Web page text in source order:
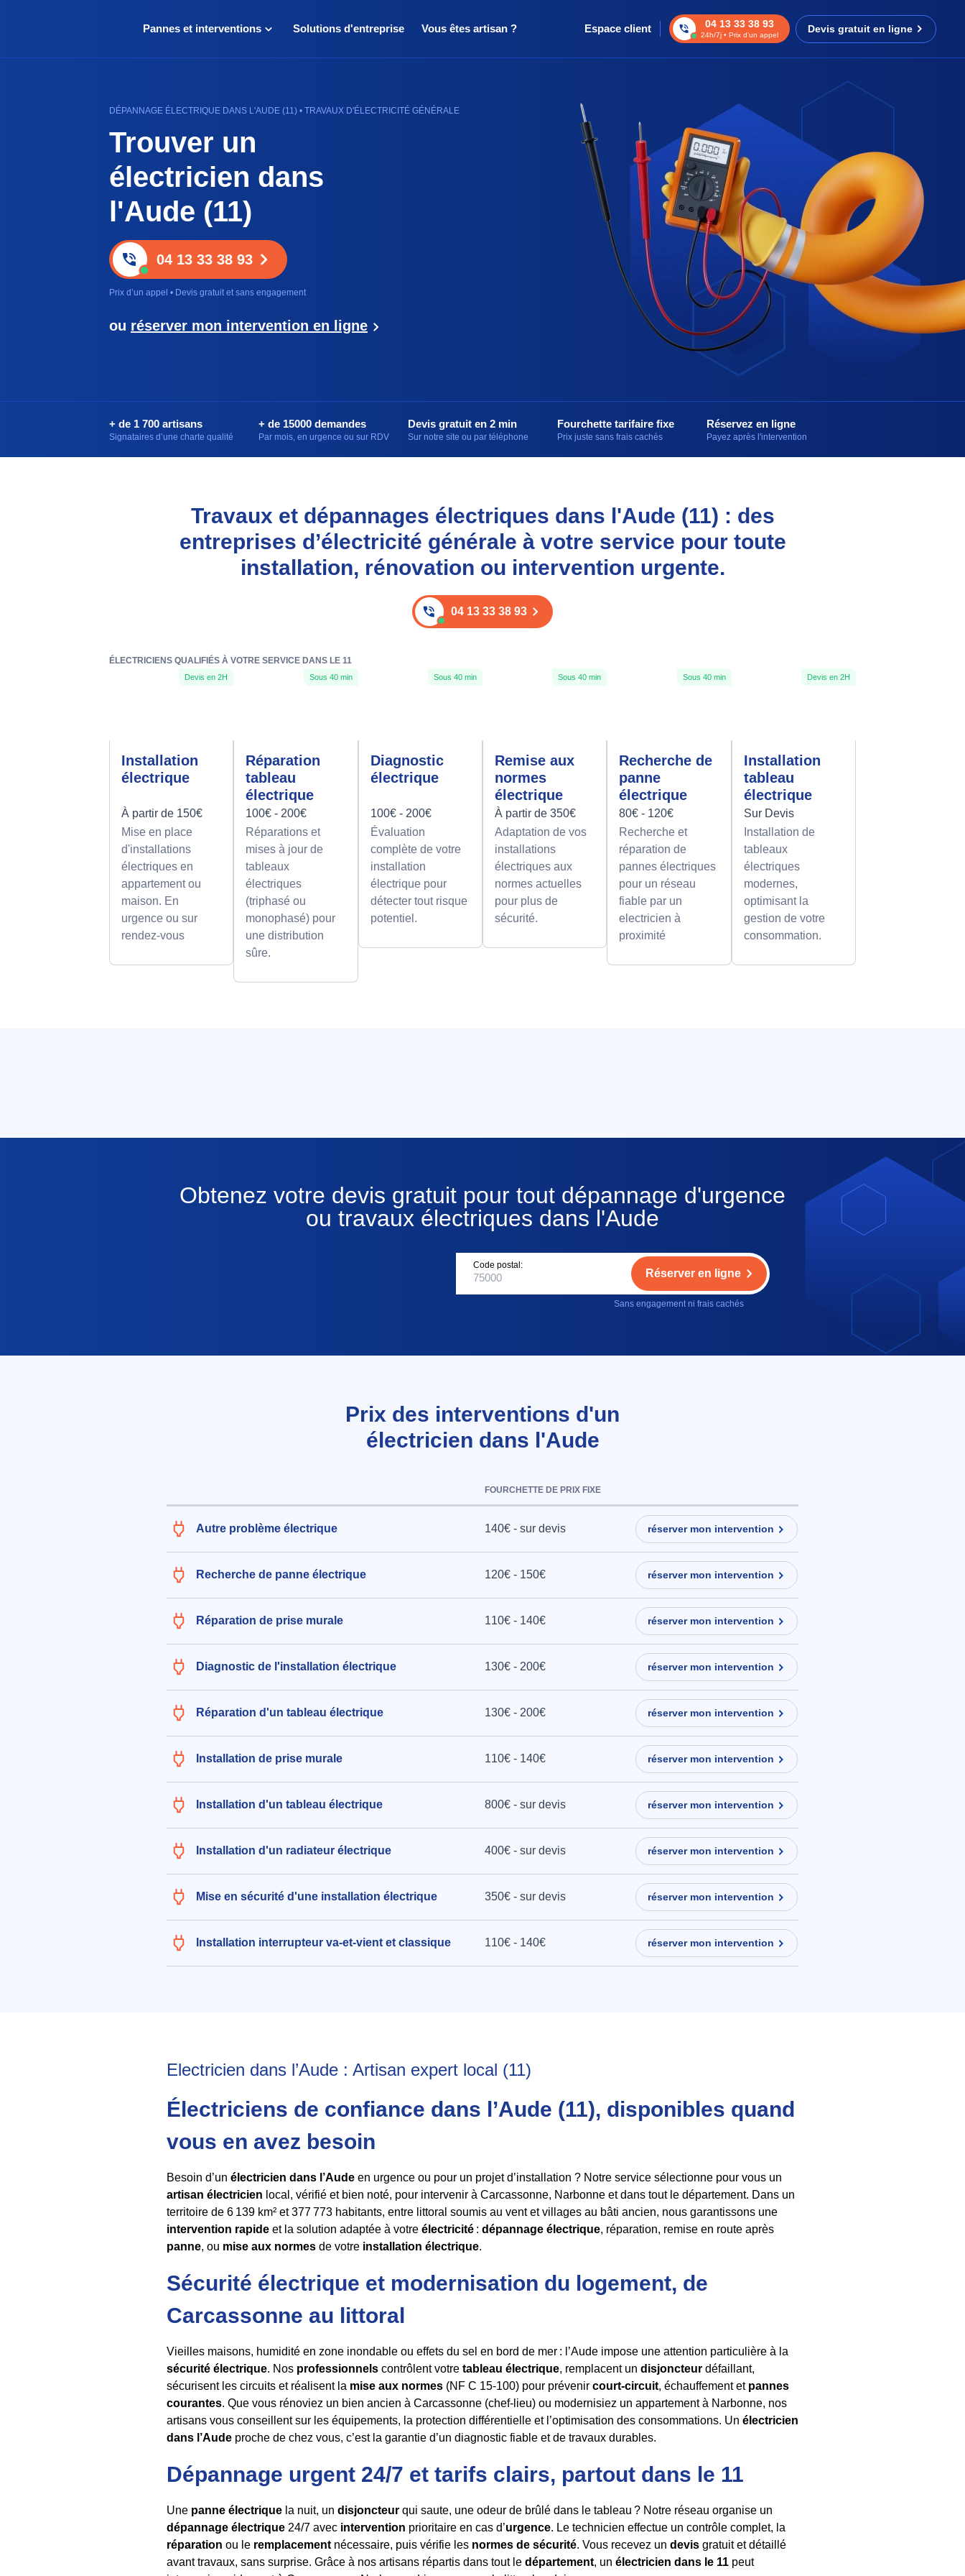
Pannes et interventions Solutions d'entreprise Vous êtes artisan ? Espace client 04 13 33 38 93
24h/7j • Prix d’un appel
Devis gratuit en ligne
DÉPANNAGE ÉLECTRIQUE DANS L'AUDE (11) • TRAVAUX D'ÉLECTRICITÉ GÉNÉRALE
Trouver un
électricien dans
l'Aude (11)
04 13 33 38 93
Prix d’un appel • Devis gratuit et sans engagement
ou réserver mon intervention en ligne
+ de 1 700 artisans
Signataires d’une charte qualité
+ de 15000 demandes
Par mois, en urgence ou sur RDV
Devis gratuit en 2 min
Sur notre site ou par téléphone
Fourchette tarifaire fixe
Prix juste sans frais cachés
Réservez en ligne
Payez après l'intervention
Travaux et dépannages électriques dans l'Aude (11) : des
entreprises d’électricité générale à votre service pour toute
installation, rénovation ou intervention urgente.
04 13 33 38 93
ÉLECTRICIENS QUALIFIÉS À VOTRE SERVICE DANS LE 11
Devis en 2H
Installation
électrique
À partir de 150€
Mise en place
d'installations
électriques en
appartement ou
maison. En
urgence ou sur
rendez-vous
Sous 40 min
Réparation
tableau
électrique
100€ - 200€
Réparations et
mises à jour de
tableaux
électriques
(triphasé ou
monophasé) pour
une distribution
sûre.
Sous 40 min
Diagnostic
électrique
100€ - 200€
Évaluation
complète de votre
installation
électrique pour
détecter tout risque
potentiel.
Sous 40 min
Remise aux
normes
électrique
À partir de 350€
Adaptation de vos
installations
électriques aux
normes actuelles
pour plus de
sécurité.
Sous 40 min
Recherche de
panne
électrique
80€ - 120€
Recherche et
réparation de
pannes électriques
pour un réseau
fiable par un
electricien à
proximité
Devis en 2H
Installation
tableau
électrique
Sur Devis
Installation de
tableaux
électriques
modernes,
optimisant la
gestion de votre
consommation.
Obtenez votre devis gratuit pour tout dépannage d'urgence
ou travaux électriques dans l'Aude
Code postal:
Réserver en ligne
Sans engagement ni frais cachés
Prix des interventions d'un
électricien dans l'Aude
FOURCHETTE DE PRIX FIXE
Autre problème électrique 140€ - sur devis réserver mon intervention
Recherche de panne électrique 120€ - 150€ réserver mon intervention
Réparation de prise murale 110€ - 140€ réserver mon intervention
Diagnostic de l'installation électrique 130€ - 200€ réserver mon intervention
Réparation d'un tableau électrique 130€ - 200€ réserver mon intervention
Installation de prise murale 110€ - 140€ réserver mon intervention
Installation d'un tableau électrique 800€ - sur devis réserver mon intervention
Installation d'un radiateur électrique 400€ - sur devis réserver mon intervention
Mise en sécurité d'une installation électrique 350€ - sur devis réserver mon intervention
Installation interrupteur va-et-vient et classique 110€ - 140€ réserver mon intervention
Electricien dans l’Aude : Artisan expert local (11)
Électriciens de confiance dans l’Aude (11), disponibles quand
vous en avez besoin
Besoin d’un électricien dans l’Aude en urgence ou pour un projet d’installation ? Notre service sélectionne pour vous un
artisan électricien local, vérifié et bien noté, pour intervenir à Carcassonne, Narbonne et dans tout le département. Dans un
territoire de 6 139 km² et 377 773 habitants, entre littoral soumis au vent et villages au bâti ancien, nous garantissons une
intervention rapide et la solution adaptée à votre électricité : dépannage électrique, réparation, remise en route après
panne, ou mise aux normes de votre installation électrique.
Sécurité électrique et modernisation du logement, de
Carcassonne au littoral
Vieilles maisons, humidité en zone inondable ou effets du sel en bord de mer : l’Aude impose une attention particulière à la
sécurité électrique. Nos professionnels contrôlent votre tableau électrique, remplacent un disjoncteur défaillant,
sécurisent les circuits et réalisent la mise aux normes (NF C 15‑100) pour prévenir court-circuit, échauffement et pannes
courantes. Que vous rénoviez un bien ancien à Carcassonne (chef‑lieu) ou modernisiez un appartement à Narbonne, nos
artisans vous conseillent sur les équipements, la protection différentielle et l’optimisation des consommations. Un électricien
dans l’Aude proche de chez vous, c’est la garantie d’un diagnostic fiable et de travaux durables.
Dépannage urgent 24/7 et tarifs clairs, partout dans le 11
Une panne électrique la nuit, un disjoncteur qui saute, une odeur de brûlé dans le tableau ? Notre réseau organise un
dépannage électrique 24/7 avec intervention prioritaire en cas d’urgence. Le technicien effectue un contrôle complet, la
réparation ou le remplacement nécessaire, puis vérifie les normes de sécurité. Vous recevez un devis gratuit et détaillé
avant travaux, sans surprise. Grâce à nos artisans répartis dans tout le département, un électricien dans le 11 peut